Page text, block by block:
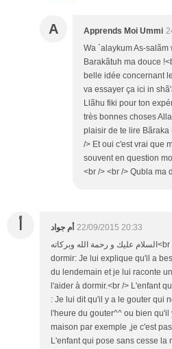
A Apprends Moi Ummi
Wa `alaykum As-
Barakãtuh ma douce
belle idée concernant
va essayer ça ici in
Llãhu fiki pour ton
très bonnes choses
plaisir de te lire Bãraka
/> Et oui c'est vrai que
souvent en question
<br /> <br /> Qubla ma
أم جواد 22/09/2015 20:33
السلام عليك و رحمة الله وبركاته<br /> L'enfant qui ne veut pas
dormir: Je lui explique qu'il a
du lendemain et je lui raconte
l'aider à dormir.<br /> L'enfant
: Je lui dit qu'il y a le gouter qui
l'heure du gouter^^ ou bien
maison par exemple ,je c'est
L'enfant qui pose sans cesse la